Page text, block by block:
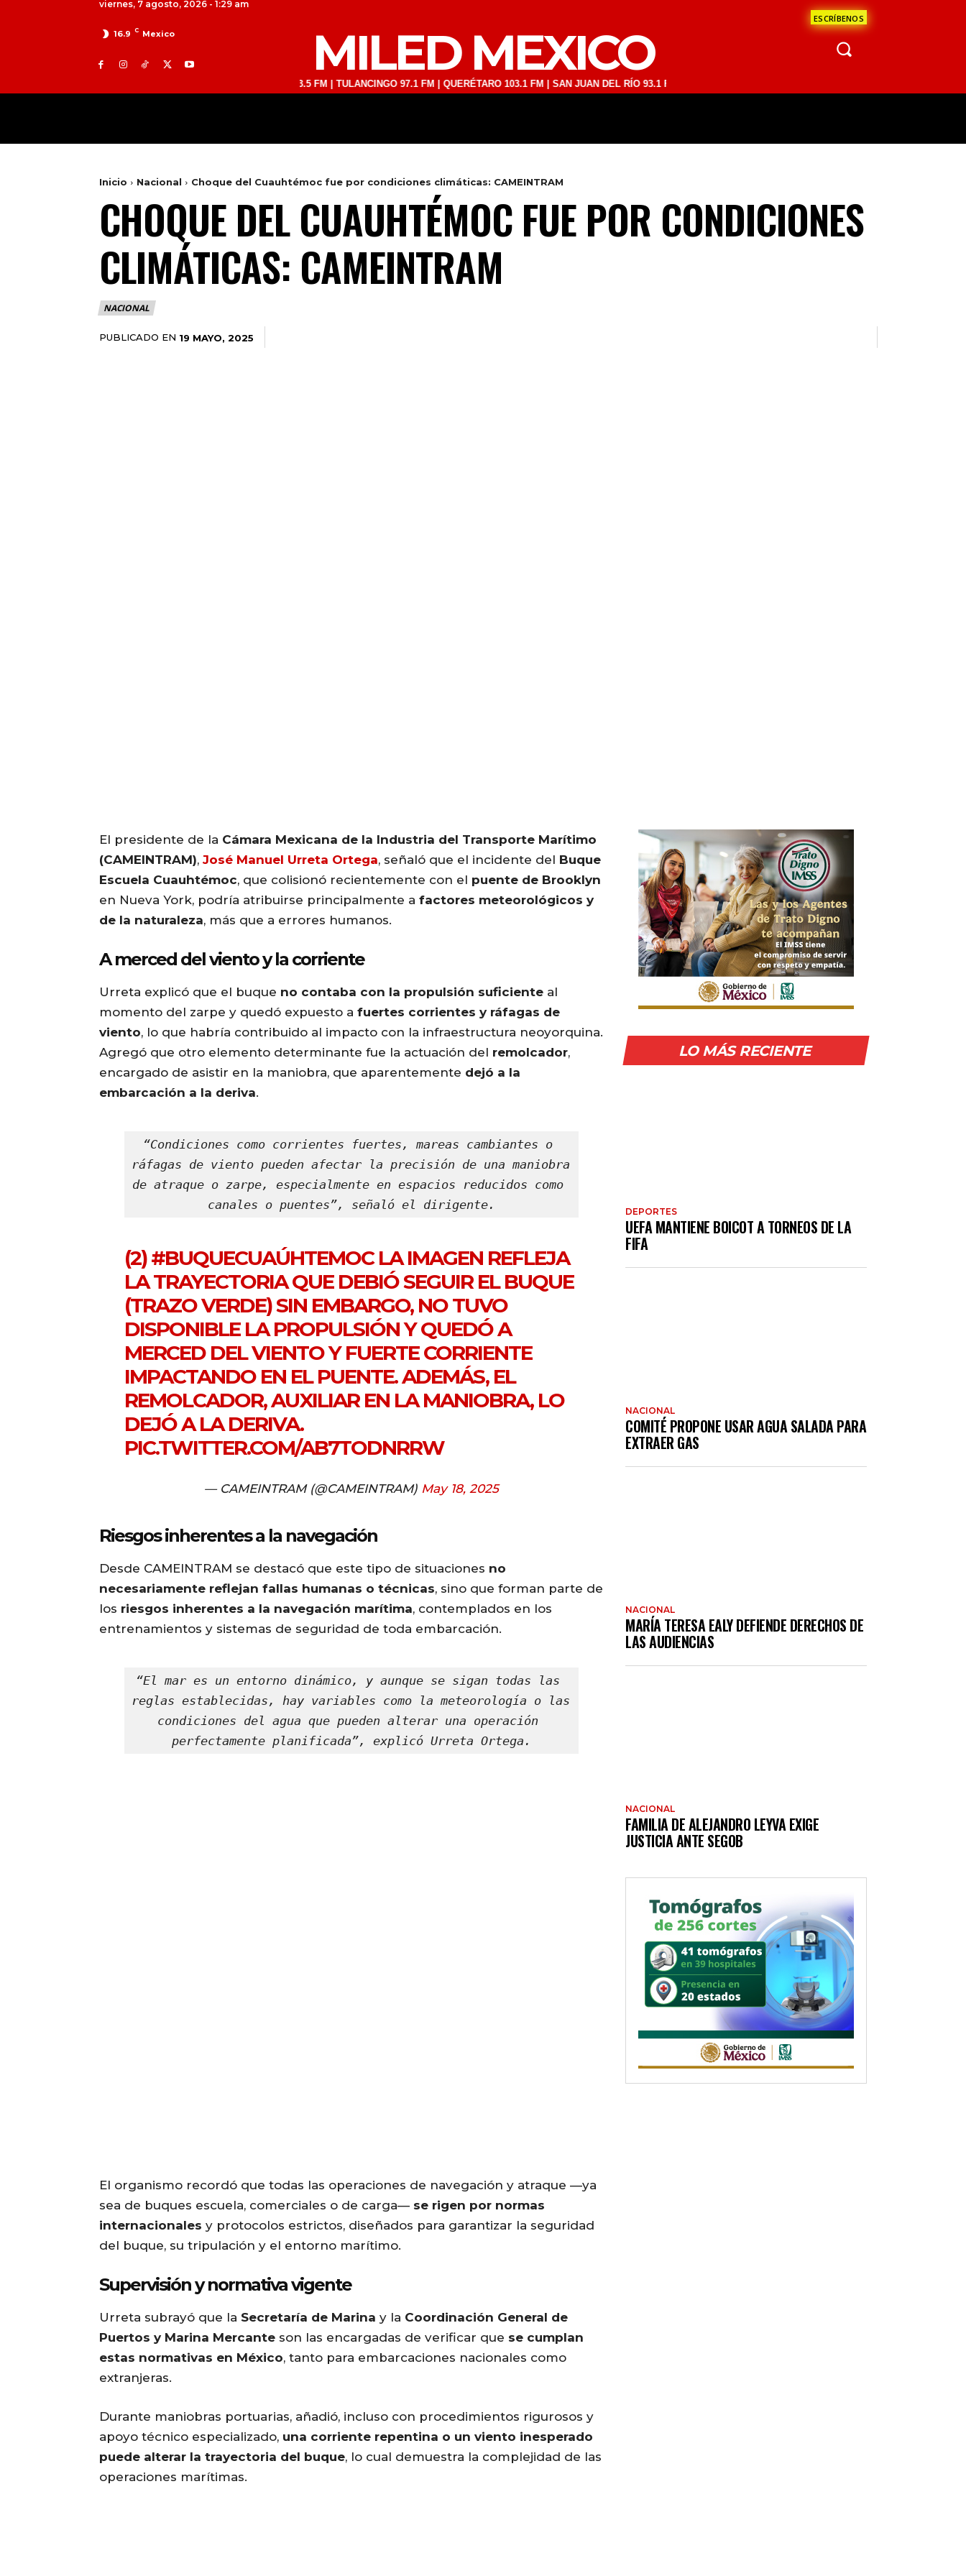
viernes, 7 agosto, 2026 - 1:29 am
ESCRÍBENOS
16.9 C Mexico MILED MEXICO
98.9 FM | ATLACOMULCO 104.7 FM | VALLE DE BRAVO 93.5 FM | TULANCINGO 97.1 FM | QUERÉTARO 103.1 FM | SAN JUAN DEL RÍO 93.1 FM | GUADALAJARA 1510 AM | LA PAZ 95.1 FM | LOS CABOS 91.5 FM |
Inicio Nacional Choque del Cuauhtémoc fue por condiciones climáticas: CAMEINTRAM
CHOQUE DEL CUAUHTÉMOC FUE POR CONDICIONES
CLIMÁTICAS: CAMEINTRAM
NACIONAL
PUBLICADO EN 19 MAYO, 2025
El presidente de la Cámara Mexicana de la Industria del Transporte Marítimo
(CAMEINTRAM), José Manuel Urreta Ortega, señaló que el incidente del Buque
Escuela Cuauhtémoc, que colisionó recientemente con el puente de Brooklyn
en Nueva York, podría atribuirse principalmente a factores meteorológicos y
de la naturaleza, más que a errores humanos.
A merced del viento y la corriente
Urreta explicó que el buque no contaba con la propulsión suficiente al
momento del zarpe y quedó expuesto a fuertes corrientes y ráfagas de
viento, lo que habría contribuido al impacto con la infraestructura neoyorquina.
Agregó que otro elemento determinante fue la actuación del remolcador,
encargado de asistir en la maniobra, que aparentemente dejó a la
embarcación a la deriva.
“Condiciones como corrientes fuertes, mareas cambiantes o
ráfagas de viento pueden afectar la precisión de una maniobra
de atraque o zarpe, especialmente en espacios reducidos como
canales o puentes”, señaló el dirigente.
(2)#BUQUECUAÚHTEMOCLA IMAGEN REFLEJA
LA TRAYECTORIA QUE DEBIÓ SEGUIR EL BUQUE
(TRAZO VERDE) SIN EMBARGO, NO TUVO
DISPONIBLE LA PROPULSIÓN Y QUEDÓ A
MERCED DEL VIENTO Y FUERTE CORRIENTE
IMPACTANDO EN EL PUENTE. ADEMÁS, EL
REMOLCADOR, AUXILIAR EN LA MANIOBRA, LO
DEJÓ A LA DERIVA.
PIC.TWITTER.COM/AB7TODNRRW
— CAMEINTRAM (@CAMEINTRAM) May 18, 2025
Riesgos inherentes a la navegación
Desde CAMEINTRAM se destacó que este tipo de situaciones no
necesariamente reflejan fallas humanas o técnicas, sino que forman parte de
los riesgos inherentes a la navegación marítima, contemplados en los
entrenamientos y sistemas de seguridad de toda embarcación.
“El mar es un entorno dinámico, y aunque se sigan todas las
reglas establecidas, hay variables como la meteorología o las
condiciones del agua que pueden alterar una operación
perfectamente planificada”, explicó Urreta Ortega.
El organismo recordó que todas las operaciones de navegación y atraque —ya
sea de buques escuela, comerciales o de carga— se rigen por normas
internacionales y protocolos estrictos, diseñados para garantizar la seguridad
del buque, su tripulación y el entorno marítimo.
Supervisión y normativa vigente
Urreta subrayó que la Secretaría de Marina y la Coordinación General de
Puertos y Marina Mercante son las encargadas de verificar que se cumplan
estas normativas en México, tanto para embarcaciones nacionales como
extranjeras.
Durante maniobras portuarias, añadió, incluso con procedimientos rigurosos y
apoyo técnico especializado, una corriente repentina o un viento inesperado
puede alterar la trayectoria del buque, lo cual demuestra la complejidad de las
operaciones marítimas.
LO MÁS RECIENTE
DEPORTES
UEFA MANTIENE BOICOT A TORNEOS DE LA
FIFA
NACIONAL
COMITÉ PROPONE USAR AGUA SALADA PARA
EXTRAER GAS
NACIONAL
MARÍA TERESA EALY DEFIENDE DERECHOS DE
LAS AUDIENCIAS
NACIONAL
FAMILIA DE ALEJANDRO LEYVA EXIGE
JUSTICIA ANTE SEGOB